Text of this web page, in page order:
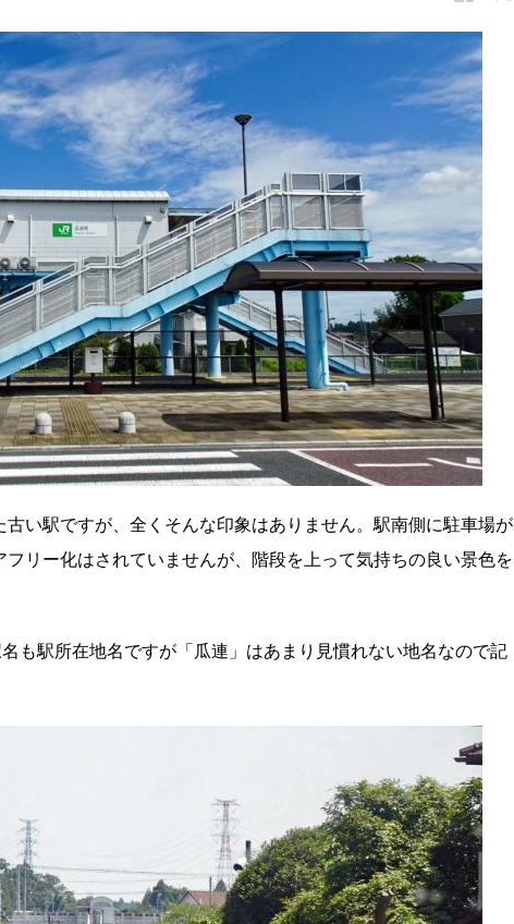
い駅ですが、全くそんな印象はありません。駅南側に駐車場が
リー化はされていませんが、階段を上って気持ちの良い景色を
も駅所在地名ですが「瓜連」はあまり見慣れない地名なので記